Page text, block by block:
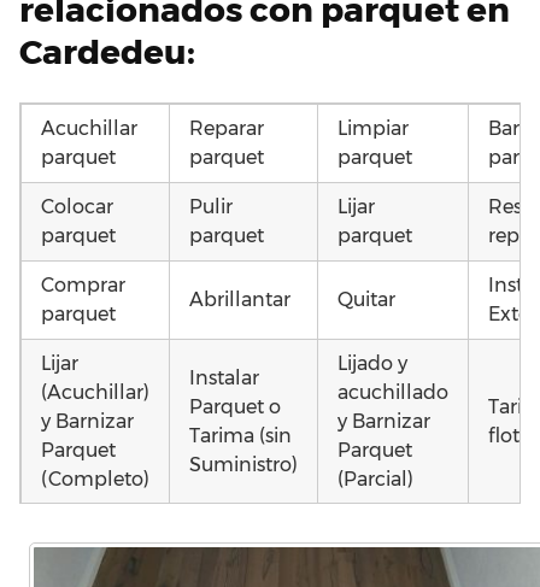
relacionados con parquet en
Cardedeu:
Acuchillar
parquet
Reparar
parquet
Limpiar
parquet
Colocar
parquet
Pulir
parquet
Lijar
parquet
Comprar
parquet
Abrillantar Quitar
Lijar
(Acuchillar)
y Barnizar
Parquet
(Completo)
Instalar
Parquet o
Tarima (sin
Suministro)
Lijado y
acuchillado
y Barnizar
Parquet
(Parcial)
parquet o
parquet o